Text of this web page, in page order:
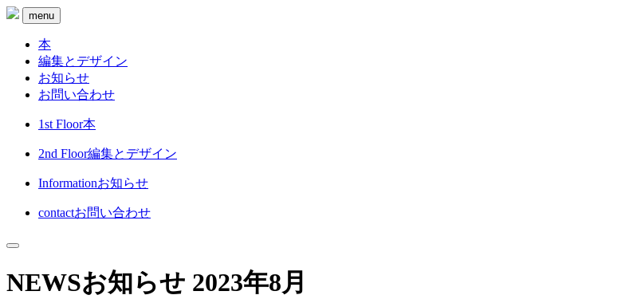
menu
本
編集とデザイン
お知らせ
お問い合わせ
1st Floor本
2nd Floor編集とデザイン
Informationお知らせ
contactお問い合わせ
NEWSお知らせ 2023年8月